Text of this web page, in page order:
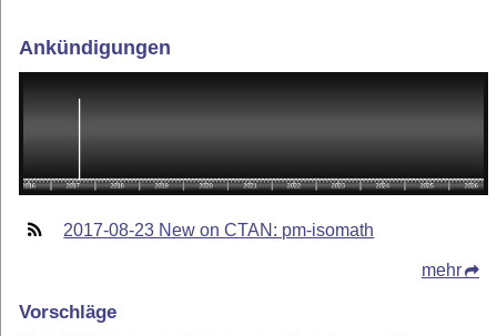
Ankündigungen
2017-08-23 New on CTAN: pm-isomath
mehr
Vorschläge